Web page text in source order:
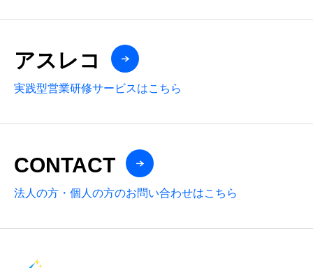
アスレコ
実践型営業研修サービスはこちら
CONTACT
法人の方・個人の方のお問い合わせはこちら